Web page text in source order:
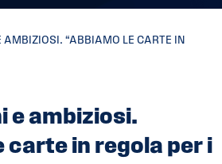
AMBIZIOSI. “ABBIAMO LE CARTE IN
e ambiziosi.
carte in regola per i